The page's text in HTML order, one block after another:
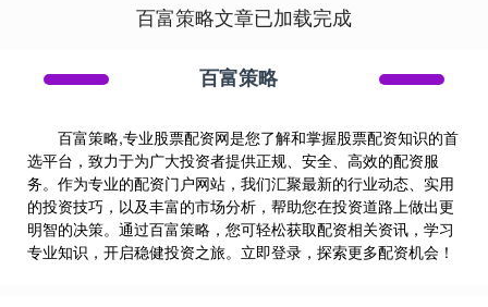
百富策略文章已加载完成
百富策略
百富策略,专业股票配资网是您了解和掌握股票配资知识的首
选平台，致力于为广大投资者提供正规、安全、高效的配资服
务。作为专业的配资门户网站，我们汇聚最新的行业动态、实用
的投资技巧，以及丰富的市场分析，帮助您在投资道路上做出更
明智的决策。通过百富策略，您可轻松获取配资相关资讯，学习
专业知识，开启稳健投资之旅。立即登录，探索更多配资机会！